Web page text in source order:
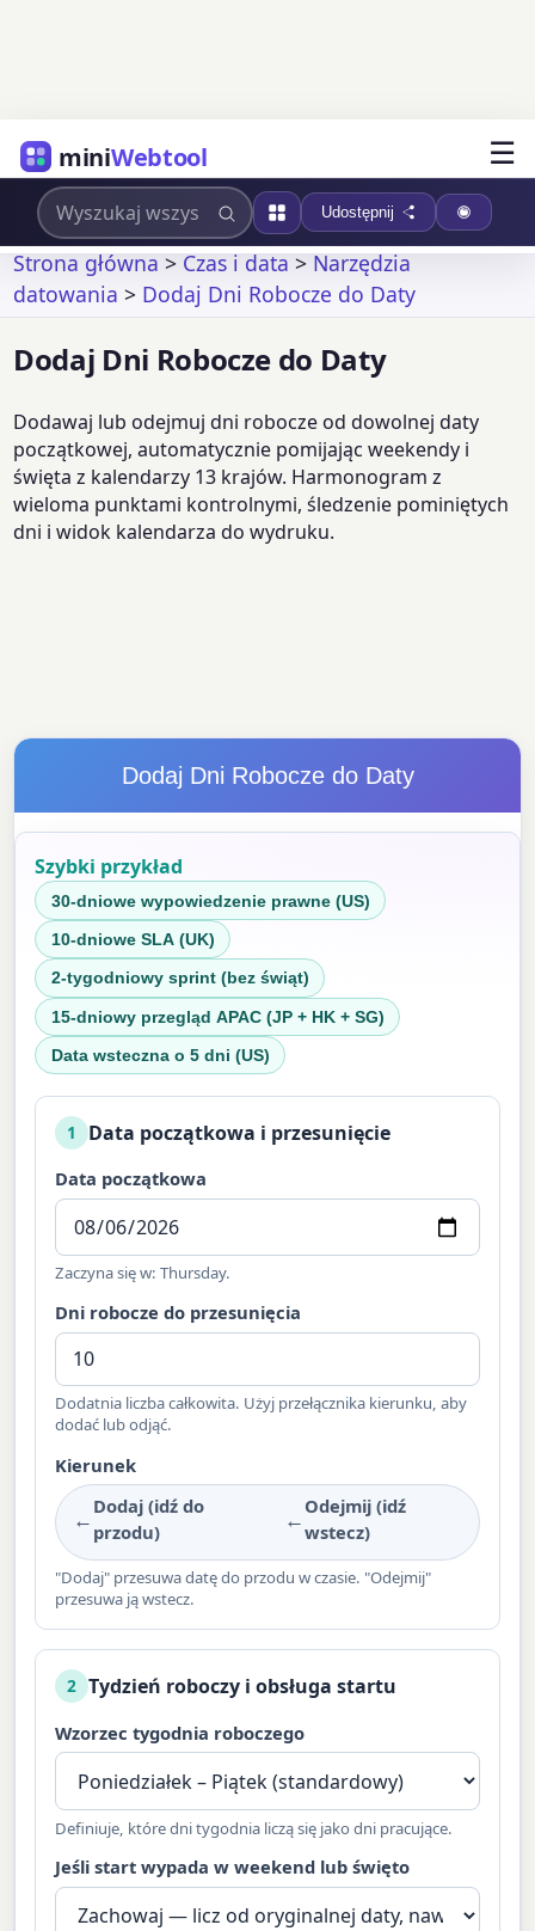
miniWebtool ☰
Udostępnij
Strona główna>Czas i data>Narzędzia
datowania > Dodaj Dni Robocze do Daty
Dodaj Dni Robocze do Daty
Dodawaj lub odejmuj dni robocze od dowolnej daty
początkowej, automatycznie pomijając weekendy i
święta z kalendarzy 13 krajów. Harmonogram z
wieloma punktami kontrolnymi, śledzenie pominiętych
dni i widok kalendarza do wydruku.
Dodaj Dni Robocze do Daty
Szybki przykład
30-dniowe wypowiedzenie prawne (US)
10-dniowe SLA (UK)
2-tygodniowy sprint (bez świąt)
15-dniowy przegląd APAC (JP + HK + SG)
Data wsteczna o 5 dni (US)
1 Data początkowa i przesunięcie
Data początkowa
Zaczyna się w: Thursday.
Dni robocze do przesunięcia
Dodatnia liczba całkowita. Użyj przełącznika kierunku, aby
dodać lub odjąć.
Kierunek
← Dodaj (idź do
przodu)
← Odejmij (idź
wstecz)
"Dodaj" przesuwa datę do przodu w czasie. "Odejmij"
przesuwa ją wstecz.
2 Tydzień roboczy i obsługa startu
Wzorzec tygodnia roboczego
Definiuje, które dni tygodnia liczą się jako dni pracujące.
Jeśli start wypada w weekend lub święto